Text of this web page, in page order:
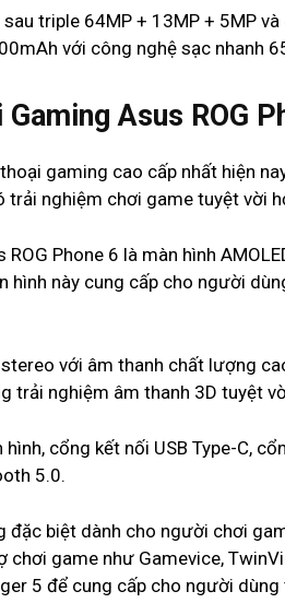
triple 64MP + 13MP + 5MP và
với công nghệ sạc nhanh
Asus ROG
gaming cao cấp nhất hiện
nghiệm chơi game tuyệt vời
Phone 6 là màn hình
hình này cung cấp cho người
với âm thanh chất lượng
trải nghiệm âm thanh 3D tuyệt
cổng kết nối USB Type-C,
5.0.
đặc biệt dành cho người chơi
game như Gamevice,
5 để cung cấp cho người dùng